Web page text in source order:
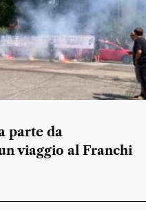
parte da
viaggio al Franchi